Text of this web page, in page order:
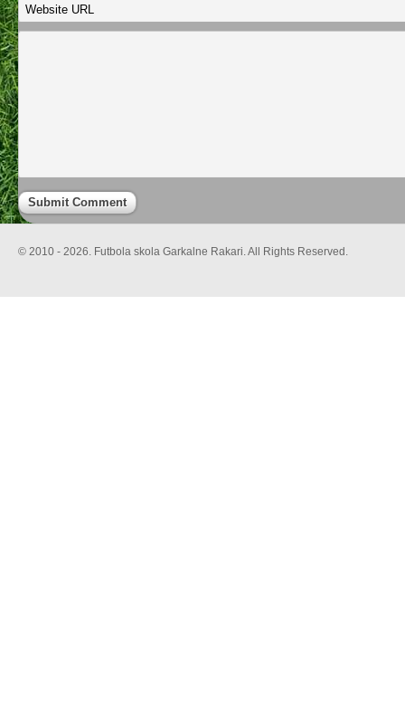
© 2010 - 2026. Futbola skola Garkalne Rakari. All Rights Reserved.